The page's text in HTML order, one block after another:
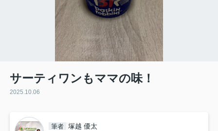
サーティワンもママの味！
2025.10.06
筆者 塚越 優太